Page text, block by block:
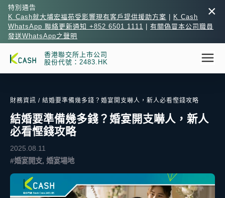
×
特別通告
K Cash就大埔宏福苑受影響現有客戶提供援助方案
K Cash
WhatsApp 聯絡更新通知 +852 6501 1111
有關偽冒本公司職員
發送WhatsApp之聲明
香港聯交所上市公司
股份代號：2483.HK
財務資訊 / 結婚要準備幾多錢？婚宴開支嚇人，新人必看慳錢攻略
結婚要準備幾多錢？婚宴開支嚇人，新人
必看慳錢攻略
2025.08.11
#婚宴開支, 婚宴場地